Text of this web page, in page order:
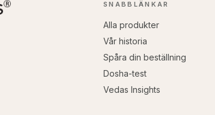
SNABBLÄNKAR
Alla produkter
Vår historia
Spåra din beställning
Dosha-test
Vedas Insights